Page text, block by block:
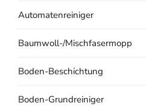
Automatenreiniger
Baumwoll-/Mischfasermopp
Boden-Beschichtung
Boden-Grundreiniger